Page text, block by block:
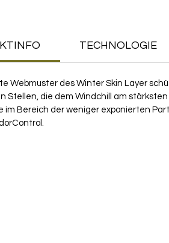
TECHNOLOGIE
Webmuster des Winter Skin Layer
Stellen, die dem Windchill am
im Bereich der weniger exponierten